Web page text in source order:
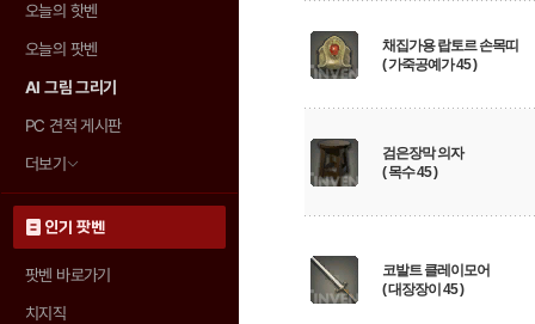
오늘의 핫벤
오늘의 팟벤
AI 그림 그리기
PC 견적 게시판
더보기
인기 팟벤
팟벤 바로가기
치지직
채집가용 랍토르 손목띠
( 가죽공예가 45 )
검은장막 의자
( 목수 45 )
코발트 클레이모어
( 대장장이 45 )